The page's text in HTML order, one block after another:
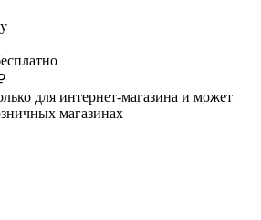
для интернет-магазина и может
магазинах